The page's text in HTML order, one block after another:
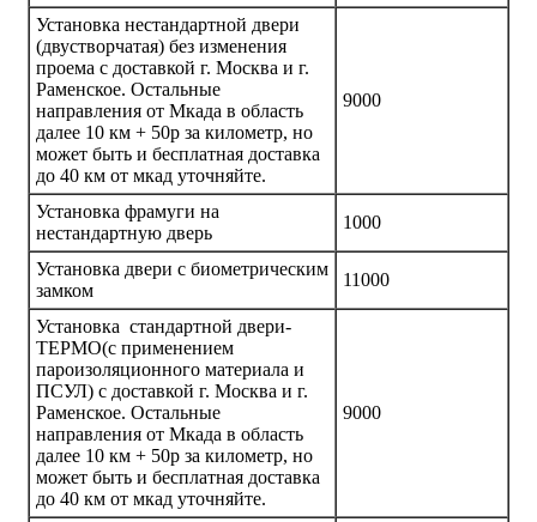
Установка нестандартной двери
(двустворчатая) без изменения
проема с доставкой г. Москва и г.
Раменское. Остальные
направления от Мкада в область
далее 10 км + 50р за километр, но
может быть и бесплатная доставка
до 40 км от мкад уточняйте.
9000
Установка фрамуги на
нестандартную дверь
1000
Установка двери с биометрическим
замком
11000
Установка стандартной двери-
ТЕРМО(с применением
пароизоляционного материала и
ПСУЛ) с доставкой г. Москва и г.
Раменское. Остальные
направления от Мкада в область
далее 10 км + 50р за километр, но
может быть и бесплатная доставка
до 40 км от мкад уточняйте.
9000